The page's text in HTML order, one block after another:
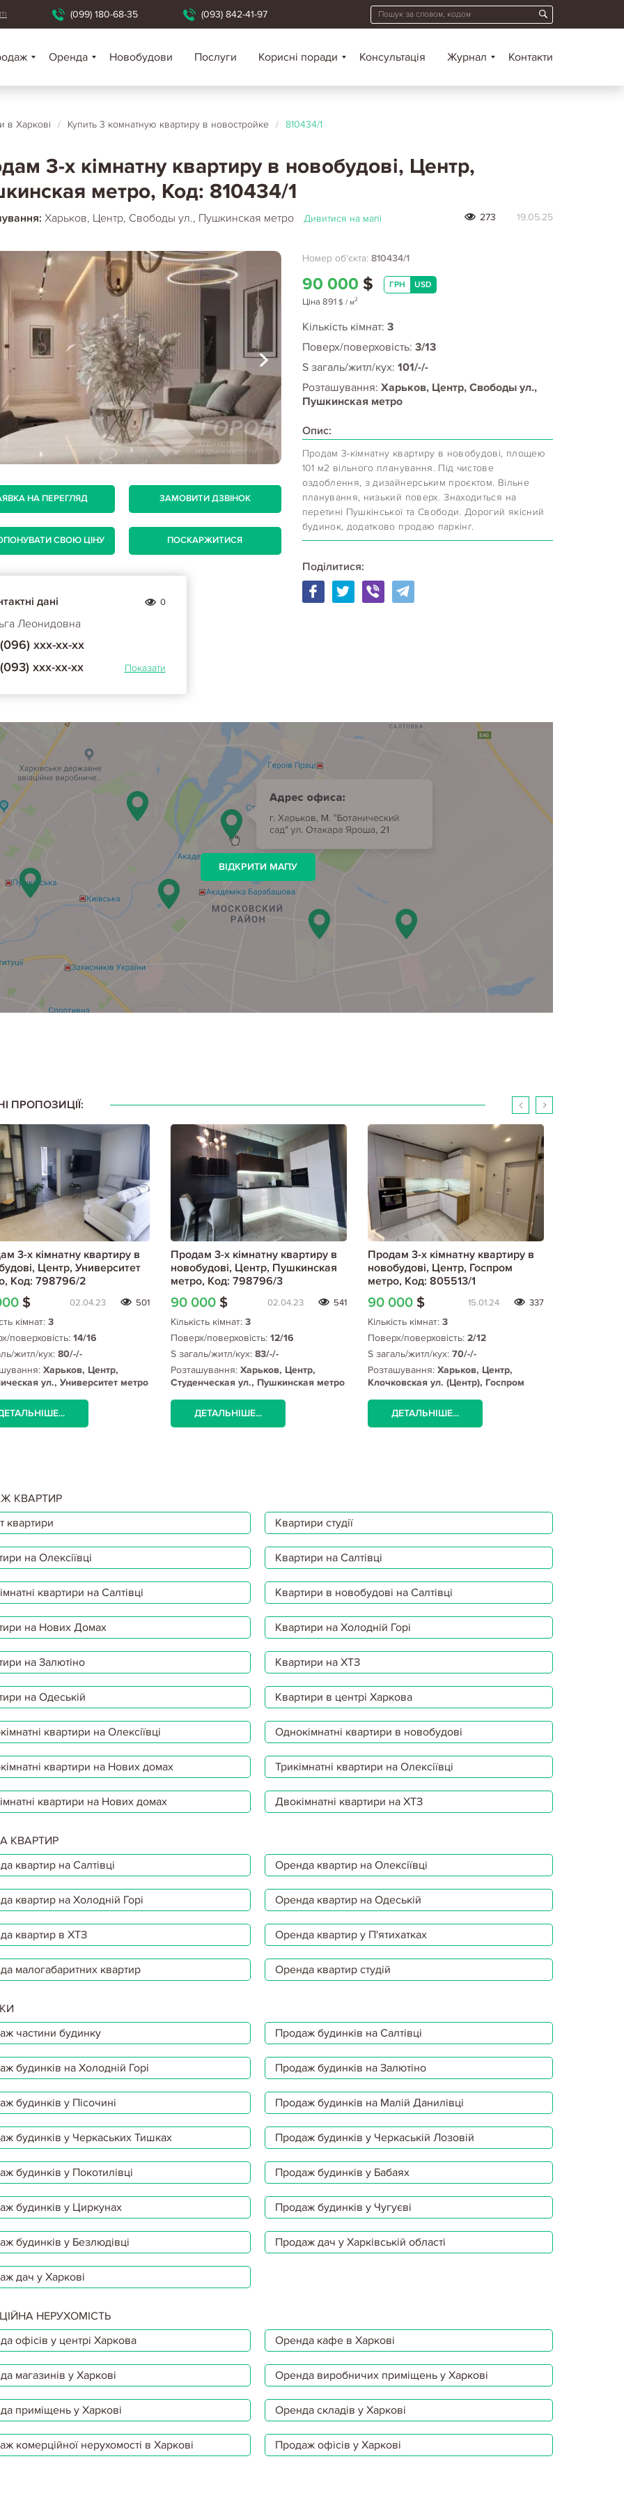
(099) 180-68-35 (093) 842-41-97
Оренда Новобудови Послуги Корисні поради Консультація Журнал Контакти
в Харкові / Купить 3 комнатную квартиру в новостройке / 810434/1
3-х кімнатну квартиру в новобудові, Центр,
метро, Код: 810434/1
Харьков, Центр, Свободы ул., Пушкинская метро Дивитися на мапі 273 19.05.25
НА ПЕРЕГЛЯД ЗАМОВИТИ ДЗВІНОК
СВОЮ ЦІНУ ПОСКАРЖИТИСЯ
дані 0
Леонидовна
(096) ххх-хх-хх
(093) ххх-хх-хх
Показати
Номер об'єкта: 810434/1
90 000 $ ГРН USD
Ціна 891 $ / м2
Кількість кімнат: 3
Поверх/поверховість: 3/13
S загаль/житл/кух: 101/-/-
Розташування: Харьков, Центр, Свободы ул.,
Пушкинская метро
Опис:
Продам 3-кімнатну квартиру в новобудові, площею
101 м2 вільного планування. Під чистове
оздоблення, з дизайнерським проєктом. Вільне
планування, низький поверх. Знаходиться на
перетині Пушкінської та Свободи. Дорогий якісний
будинок, додатково продаю паркінг.
Поділитися:
ВІДКРИТИ МАПУ
ПРОПОЗИЦІЇ:
3-х кімнатну квартиру в
Центр, Университет
Код: 798796/2
$ 02.04.23 501
кімнат: 3
поверховість: 14/16
житл/кух: 80/-/-
Харьков, Центр,
ул., Университет метро
Продам 3-х кімнатну квартиру в
новобудові, Центр, Пушкинская
метро, Код: 798796/3
90 000 $ 02.04.23 541
Кількість кімнат: 3
Поверх/поверховість: 12/16
S загаль/житл/кух: 83/-/-
Розташування: Харьков, Центр,
Студенческая ул., Пушкинская метро
ДЕТАЛЬНІШЕ...
Продам 3-х кімнатну квартиру в
новобудові, Центр, Госпром
метро, Код: 805513/1
90 000 $ 15.01.24 337
Кількість кімнат: 3
Поверх/поверховість: 2/12
S загаль/житл/кух: 70/-/-
Розташування: Харьков, Центр,
Клочковская ул. (Центр), Госпром
ДЕТАЛЬНІШЕ...
КВАРТИР
квартири
Квартири студії
на Олексіївці Квартири на Салтівці
квартири на Салтівці Квартири в новобудові на Салтівці
на Нових Домах Квартири на Холодній Горі
на Залютіно Квартири на ХТЗ
на Одеській Квартири в центрі Харкова
квартири на Олексіївці Однокімнатні квартири в новобудові
квартири на Нових домах Трикімнатні квартири на Олексіївці
квартири на Нових домах Двокімнатні квартири на ХТЗ
КВАРТИР
квартир на Салтівці
Оренда квартир на Олексіївці
квартир на Холодній Горі Оренда квартир на Одеській
квартир в ХТЗ Оренда квартир у П'ятихатках
малогабаритних квартир Оренда квартир студій
частини будинку
Продаж будинків на Салтівці
будинків на Холодній Горі Продаж будинків на Залютіно
будинків у Пісочині Продаж будинків на Малій Данилівці
будинків у Черкаських Тишках Продаж будинків у Черкаській Лозовій
будинків у Покотилівці Продаж будинків у Бабаях
будинків у Циркунах Продаж будинків у Чугуєві
будинків у Безлюдівці Продаж дач у Харківській області
дач у Харкові
НЕРУХОМІСТЬ
офісів у центрі Харкова
Оренда кафе в Харкові
магазинів у Харкові Оренда виробничих приміщень у Харкові
приміщень у Харкові Оренда складів у Харкові
комерційної нерухомості в Харкові Продаж офісів у Харкові